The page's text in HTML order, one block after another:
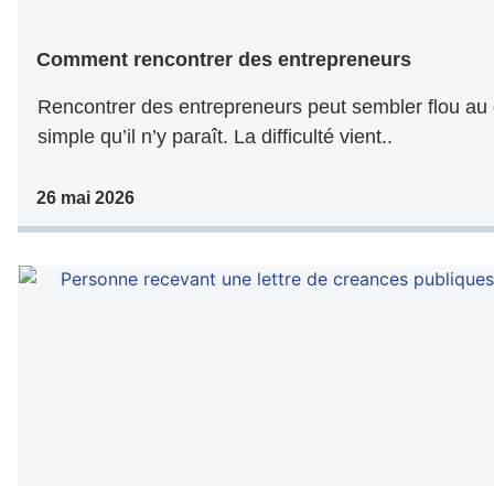
Comment rencontrer des entrepreneurs
Rencontrer des entrepreneurs peut sembler flou
simple qu’il n’y paraît. La difficulté vient..
26 mai 2026